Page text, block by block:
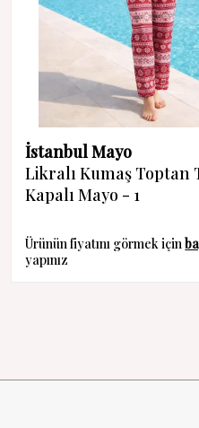
İstanbul Mayo
Likralı Kumaş Toptan
Kapalı Mayo - 1
Ürünün fiyatını görmek için
yapınız